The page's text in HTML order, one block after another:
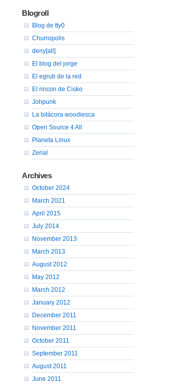
Blogroll
Blog de tty0
Churropolis
deny[all]
El blog del jorge
El egrub de la red
El rincon de Cisko
Johpunk
La bitácora woodiesca
Open Source 4 All
Planeta Linux
Zerial
Archives
October 2024
March 2021
April 2015
July 2014
November 2013
March 2013
August 2012
May 2012
March 2012
January 2012
December 2011
November 2011
October 2011
September 2011
August 2011
June 2011